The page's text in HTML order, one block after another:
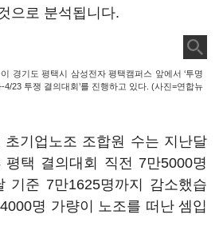
으로 분석됩니다.
경기도 평택시 삼성전자 평택캠퍼스 앞에서 ‘투명
23 투쟁 결의대회’를 진행하고 있다. (사진=연합뉴
기업노조 조합원 수는 지난달
평택 결의대회 직전 7만5000명
기준 7만1625명까지 감소했습
명 가량이 노조를 떠난 셈입